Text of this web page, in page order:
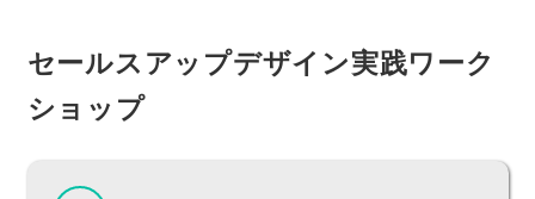
セールスアップデザイン実践ワーク
ショップ